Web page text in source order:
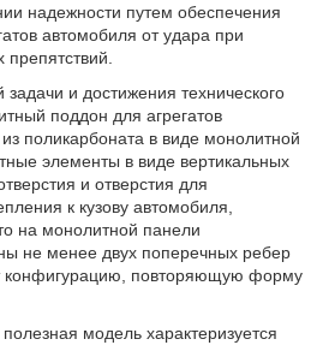
надежности путем обеспечения
автомобиля от удара при
препятствий.
и достижения технического
поддон для агрегатов
поликарбоната в виде монолитной
элементы в виде вертикальных
и отверстия для
к кузову автомобиля,
на монолитной панели
не менее двух поперечных ребер
конфигурацию, повторяющую форму
модель характеризуется